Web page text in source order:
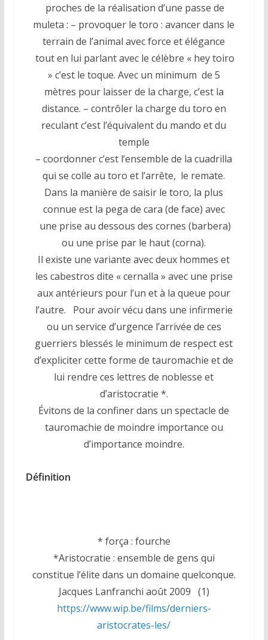
proches de la réalisation d’une passe de
muleta : – provoquer le toro : avancer dans le
terrain de l’animal avec force et élégance
tout en lui parlant avec le célèbre « hey toiro
» c’est le toque. Avec un minimum de 5
mètres pour laisser de la charge, c’est la
distance. – contrôler la charge du toro en
reculant c’est l’équivalent du mando et du
temple
– coordonner c’est l’ensemble de la cuadrilla
qui se colle au toro et l’arrête, le remate.
Dans la manière de saisir le toro, la plus
connue est la pega de cara (de face) avec
une prise au dessous des cornes (barbera)
ou une prise par le haut (corna).
Il existe une variante avec deux hommes et
les cabestros dite « cernalla » avec une prise
aux antérieurs pour l’un et à la queue pour
l’autre. Pour avoir vécu dans une infirmerie
ou un service d’urgence l’arrivée de ces
guerriers blessés le minimum de respect est
d’expliciter cette forme de tauromachie et de
lui rendre ces lettres de noblesse et
d’aristocratie *.
Évitons de la confiner dans un spectacle de
tauromachie de moindre importance ou
d’importance moindre.
Définition
* força : fourche
*Aristocratie : ensemble de gens qui
constitue l’élite dans un domaine quelconque.
Jacques Lanfranchi août 2009 (1)
https://www.wip.be/films/derniers-
aristocrates-les/